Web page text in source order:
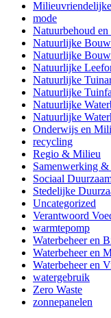
mode
Natuurbehoud en
Natuurlijke
Natuurlijke
Natuurlijke
Natuurlijke
Natuurlijke
Natuurlijke
Natuurlijke
Onderwijs en
recycling
Regio & Milieu
Samenwerking
Sociaal
Stedelijke
Uncategorized
Verantwoord
warmtepomp
Waterbeheer en
Waterbeheer en
Waterbeheer en
watergebruik
Zero Waste
zonnepanelen